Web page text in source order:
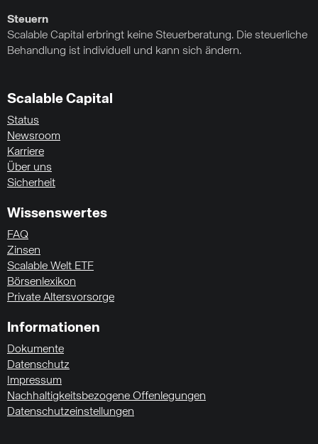
Steuern
Scalable Capital erbringt keine Steuerberatung. Die steuerliche
Behandlung ist individuell und kann sich ändern.
Scalable Capital
Status
Newsroom
Karriere
Über uns
Sicherheit
Wissenswertes
FAQ
Zinsen
Scalable Welt ETF
Börsenlexikon
Private Altersvorsorge
Informationen
Dokumente
Datenschutz
Impressum
Nachhaltigkeitsbezogene Offenlegungen
Datenschutzeinstellungen